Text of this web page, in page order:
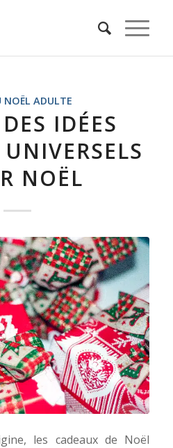
NOËL ADULTE
IDÉES
NOËL
les cadeaux de Noël